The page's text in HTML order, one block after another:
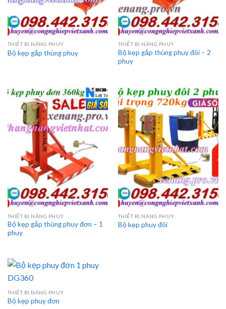
THIẾT BỊ NÂNG PHUY
Bộ kẹp gắp thùng phuy
THIẾT BỊ NÂNG PHUY
Bộ kẹp gắp thùng phuy đôi – 2
phuy
THIẾT BỊ NÂNG PHUY
Bộ kẹp gắp thùng phuy đơn – 1
phuy
THIẾT BỊ NÂNG PHUY
Bộ kẹp phuy đôi
THIẾT BỊ NÂNG PHUY
Bộ kẹp phuy đơn